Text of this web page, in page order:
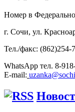
Номер в
г. Сочи, ул.
Тел./факс: (862)254-
WhatsApp тел. 8-
E-mail: